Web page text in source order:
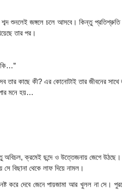
শুনলেই জঙ্গলে চলে আসবে। কিন্তু
তার পর।
কাছে কী? এর কোনোটাই তার জীবনের
মনে হয়…
ক্রমেই ছন্দে ও উত্তেজনায় জেগে উঠছে।
বিছানা থেকে লাফ দিয়ে নামল।
দেবে জেনে পায়জামা আর খুলল না সে।